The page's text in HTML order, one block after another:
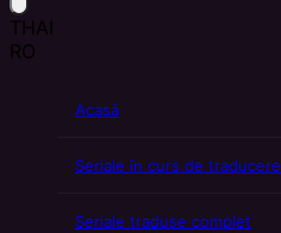
THAI
RO
Acasă
Seriale în curs de traducere
Seriale traduse complet